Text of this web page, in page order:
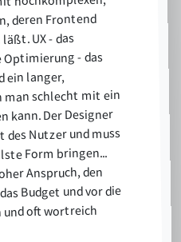
deren Frontend
UX - das
- das
ein langer,
man schlecht mit ein
kann. Der Designer
Nutzer und muss
Form bringen...
Anspruch, den
Budget und vor die
oft wortreich